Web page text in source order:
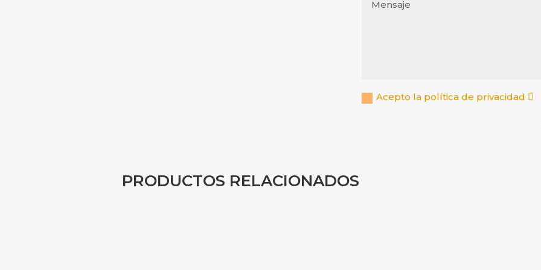
Acepto la política de privacidad
PRODUCTOS RELACIONADOS